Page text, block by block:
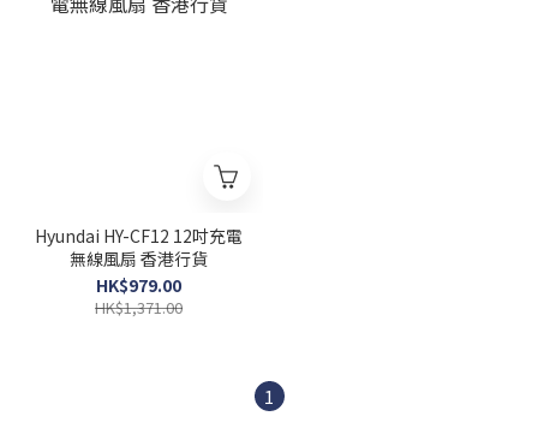
Hyundai HY-CF12 12吋充電
無線風扇 香港行貨
HK$979.00
HK$1,371.00
1